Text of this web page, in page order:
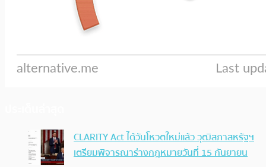
CLARITY Act ได้วันโหวตใหม่แล้ว วุฒิสภาสหรัฐฯ
เตรียมพิจารณาร่างกฎหมายวันที่ 15 กันยายน